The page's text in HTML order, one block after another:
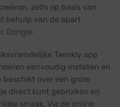
zelfs op basis van
behulp van de apart
Dongle.
Twinkly app
eenvoudig instellen en
beschikt over een grote
direct kunt gebruiken en
smaak. Via de online